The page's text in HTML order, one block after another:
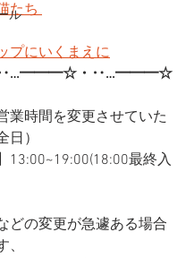
ル
たち
プにいくまえに
・‥…━━━☆
業時間を変更させていた
日）
13:00~19:00(18:00最終入
どの変更が急遽ある場合